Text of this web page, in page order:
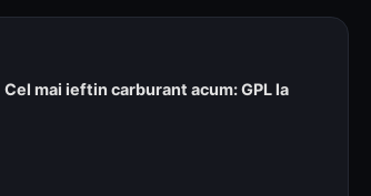
Cel mai ieftin carburant acum: GPL la